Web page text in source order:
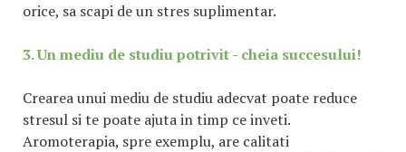
orice, sa scapi de un stres suplimentar.
3. Un mediu de studiu potrivit - cheia succesului!
Crearea unui mediu de studiu adecvat poate reduce
stresul si te poate ajuta in timp ce inveti.
Aromoterapia, spre exemplu, are calitati